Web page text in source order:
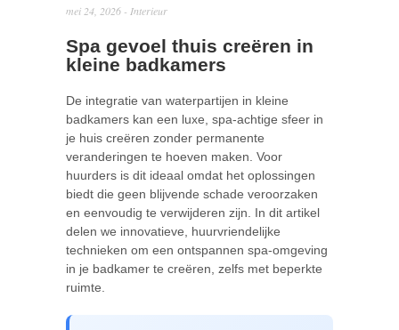
mei 24, 2026 - Interieur
Spa gevoel thuis creëren in
kleine badkamers
De integratie van waterpartijen in kleine
badkamers kan een luxe, spa-achtige sfeer in
je huis creëren zonder permanente
veranderingen te hoeven maken. Voor
huurders is dit ideaal omdat het oplossingen
biedt die geen blijvende schade veroorzaken
en eenvoudig te verwijderen zijn. In dit artikel
delen we innovatieve, huurvriendelijke
technieken om een ontspannen spa-omgeving
in je badkamer te creëren, zelfs met beperkte
ruimte.